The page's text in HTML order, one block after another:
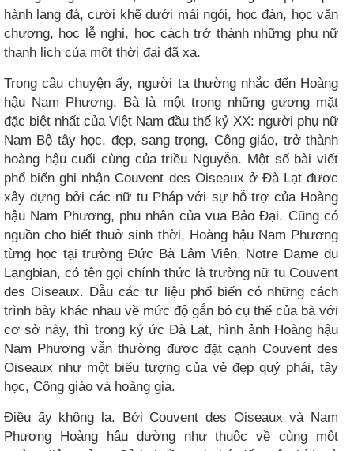
hành lang đá, cười khẽ dưới mái ngói, học đàn, học văn
chương, học lễ nghi, học cách trở thành những phụ nữ
thanh lịch của một thời đại đã xa.
Trong câu chuyện ấy, người ta thường nhắc đến Hoàng
hậu Nam Phương. Bà là một trong những gương mặt
đặc biệt nhất của Việt Nam đầu thế kỷ XX: người phụ nữ
Nam Bộ tây học, đẹp, sang trọng, Công giáo, trở thành
hoàng hậu cuối cùng của triều Nguyễn. Một số bài viết
phổ biến ghi nhận Couvent des Oiseaux ở Đà Lạt được
xây dựng bởi các nữ tu Pháp với sự hỗ trợ của Hoàng
hậu Nam Phương, phu nhân của vua Bảo Đại. Cũng có
nguồn cho biết thuở sinh thời, Hoàng hậu Nam Phương
từng học tại trường Đức Bà Lâm Viên, Notre Dame du
Langbian, có tên gọi chính thức là trường nữ tu Couvent
des Oiseaux. Dẫu các tư liệu phổ biến có những cách
trình bày khác nhau về mức độ gắn bó cụ thể của bà với
cơ sở này, thì trong ký ức Đà Lạt, hình ảnh Hoàng hậu
Nam Phương vẫn thường được đặt cạnh Couvent des
Oiseaux như một biểu tượng của vẻ đẹp quý phái, tây
học, Công giáo và hoàng gia.
Điều ấy không lạ. Bởi Couvent des Oiseaux và Nam
Phương Hoàng hậu dường như thuộc về cùng một